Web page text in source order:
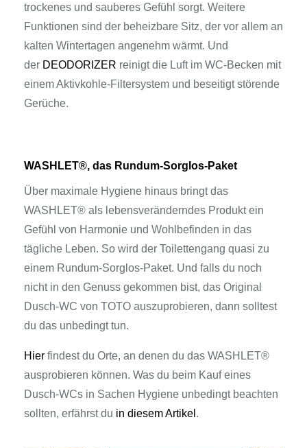
trockenes und sauberes Gefühl sorgt. Weitere
Funktionen sind der beheizbare Sitz, der vor allem an
kalten Wintertagen angenehm wärmt. Und
der DEODORIZER reinigt die Luft im WC-Becken mit
einem Aktivkohle-Filtersystem und beseitigt störende
Gerüche.
WASHLET®, das Rundum-Sorglos-Paket
Über maximale Hygiene hinaus bringt das
WASHLET® als lebensveränderndes Produkt ein
Gefühl von Harmonie und Wohlbefinden in das
tägliche Leben. So wird der Toilettengang quasi zu
einem Rundum-Sorglos-Paket. Und falls du noch
nicht in den Genuss gekommen bist, das Original
Dusch-WC von TOTO auszuprobieren, dann solltest
du das unbedingt tun.
Hier findest du Orte, an denen du das WASHLET®
ausprobieren können. Was du beim Kauf eines
Dusch-WCs in Sachen Hygiene unbedingt beachten
sollten, erfährst du in diesem Artikel .